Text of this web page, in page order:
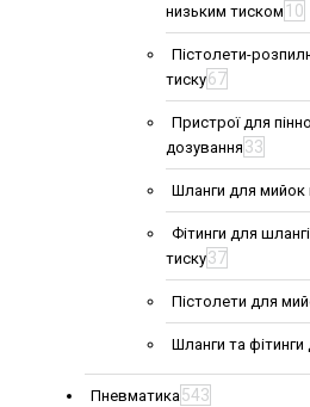
низьким тиском 10
Пістолети-
тиску67
Пристрої для
дозування 33
Шланги для мийок
Фітинги для
тиску37
Пістолети для
Шланги та фітинги
Пневматика543